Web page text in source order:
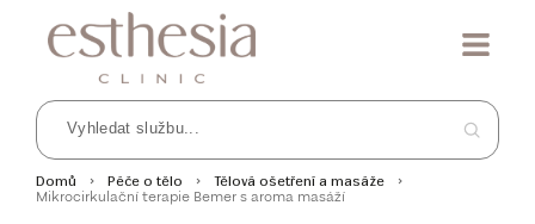
Domů Péče o tělo Tělová ošetření a masáže
Mikrocirkulační terapie Bemer s aroma masáží